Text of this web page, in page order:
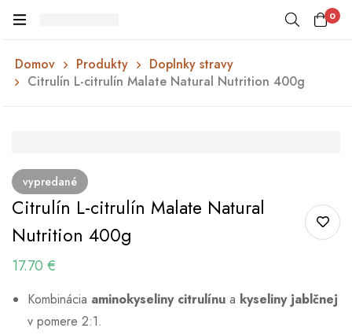
0
Domov Produkty
Doplnky stravy
Citrulín L-citrulín Malate Natural Nutrition 400g
vypredané
Citrulín L-citrulín Malate Natural
Nutrition 400g
17.70 €
Kombinácia aminokyseliny citrulínu a kyseliny jablčnej
v pomere 2:1.